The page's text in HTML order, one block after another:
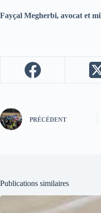
Fayçal Megherbi, avocat et
PRÉCÉDENT
Publications similaires